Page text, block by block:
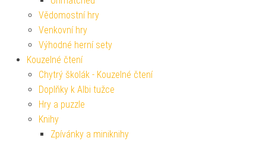
Vědomostní hry
Venkovní hry
Výhodné herní sety
Kouzelné čtení
Chytrý školák - Kouzelné čtení
Doplňky k Albi tužce
Hry a puzzle
Knihy
Zpívánky a miniknihy